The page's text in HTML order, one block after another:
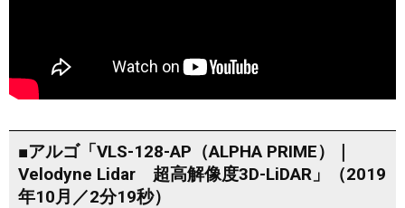
■アルゴ「VLS-128-AP（ALPHA PRIME）｜
Velodyne Lidar 超高解像度3D-LiDAR」（2019
年10月／2分19秒）